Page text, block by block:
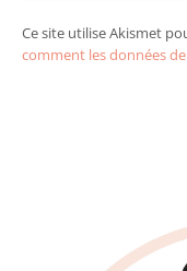
Ce site utilise Akismet
comment les données